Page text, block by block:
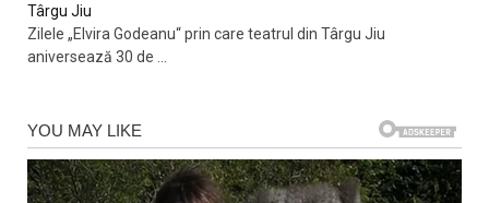
Târgu Jiu
Zilele „Elvira Godeanu“ prin care teatrul din Târgu Jiu
aniversează 30 de